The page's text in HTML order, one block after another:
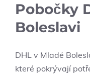
Pobočky
Boleslavi
DHL v Mladé
které pokrývají